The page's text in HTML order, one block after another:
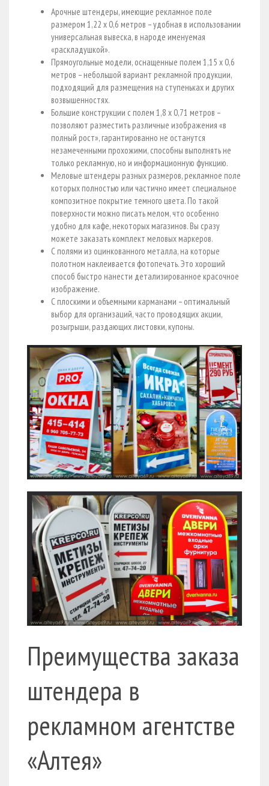
Арочные штендеры, имеющие рекламное поле
размером 1,22 х 0,6 метров – удобная в использовании
универсальная вывеска, в народе именуемая
«раскладушкой».
Прямоугольные модели, оснащенные полем 1,15 х 0,6
метров – небольшой вариант рекламной продукции,
подходящий для размещения на ступеньках и других
возвышенностях.
Большие конструкции с полем 1,8 х 0,71 метров –
позволяют разместить различные изображения «в
полный рост», гарантированно не останутся
незамеченными прохожими, способны выполнять не
только рекламную, но и информационную функцию.
Меловые штендеры разных размеров, рекламное поле
которых полностью или частично имеет специальное
композитное покрытие темного цвета. По такой
поверхности можно писать мелом, что особенно
удобно для кафе, некоторых магазинов. Вы сразу
можете заказать комплект меловых маркеров.
С полями из оцинкованного металла, на которые
полотном наклеивается фотопечать. Это хороший
способ быстро нанести детализированное красочное
изображение.
С плоскими и объемными карманами – оптимальный
выбор для организаций, часто проводящих акции,
розыгрыши, раздающих листовки, купоны.
Преимущества заказа
штендера в
рекламном агентстве
«Алтея»